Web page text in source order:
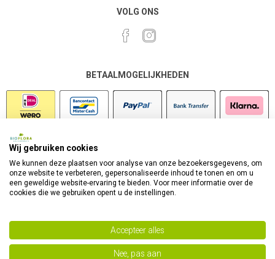
VOLG ONS
BETAALMOGELIJKHEDEN
Powered bynopCommerce
Wij gebruiken cookies
We kunnen deze plaatsen voor analyse van onze bezoekersgegevens, om
onze website te verbeteren, gepersonaliseerde inhoud te tonen en om u
een geweldige website-ervaring te bieden. Voor meer informatie over de
cookies die we gebruiken opent u de instellingen.
Accepteer alles
Nee, pas aan